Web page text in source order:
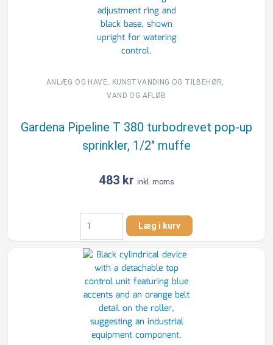
ANLÆG OG HAVE, KUNSTVANDING OG TILBEHØR,
VAND OG AFLØB
Gardena Pipeline T 380 turbodrevet pop-up
sprinkler, 1/2″ muffe
483 kr inkl. moms
Gardena
Pipeline
T
380
turbodrevet
pop-
up
sprinkler,
1/2"
muffe
Læg i kurv